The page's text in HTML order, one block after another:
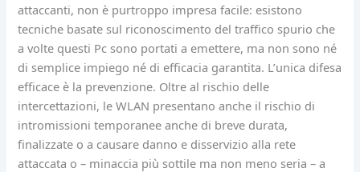
attaccanti, non è purtroppo impresa facile: esistono
tecniche basate sul riconoscimento del traffico spurio che
a volte questi Pc sono portati a emettere, ma non sono né
di semplice impiego né di efficacia garantita. L’unica difesa
efficace è la prevenzione. Oltre al rischio delle
intercettazioni, le WLAN presentano anche il rischio di
intromissioni temporanee anche di breve durata,
finalizzate o a causare danno e disservizio alla rete
attaccata o – minaccia più sottile ma non meno seria – a